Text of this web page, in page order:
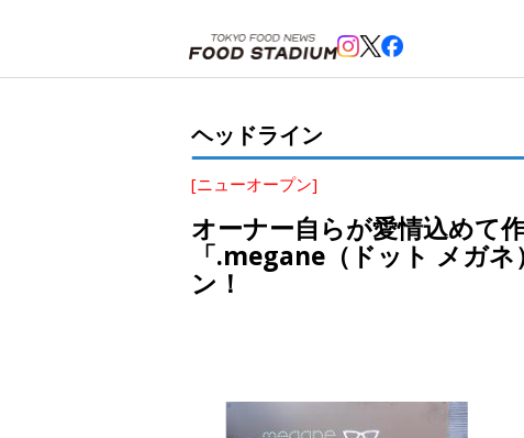
ヘッドライン
[ニューオープン]
オーナー自らが愛情込めて
「.megane（ドット メガ
ン！